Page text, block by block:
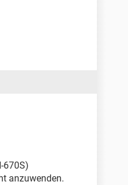
670S)
anzuwenden.